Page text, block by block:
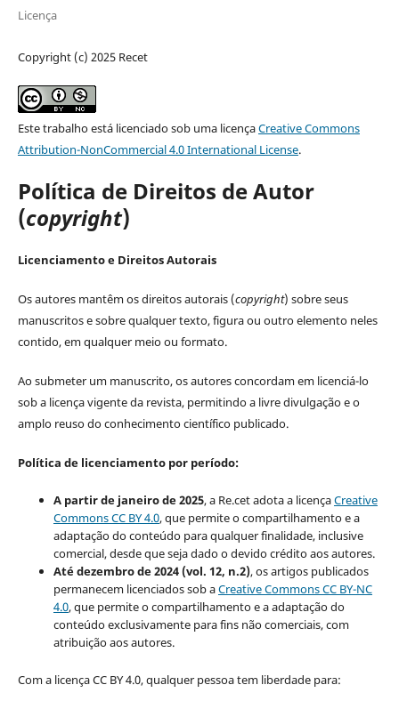
Licença
Copyright (c) 2025 Recet
Este trabalho está licenciado sob uma licençaCreative Commons
Attribution-NonCommercial 4.0 International License.
Política de Direitos de Autor
(copyright)
Licenciamento e Direitos Autorais
Os autores mantêm os direitos autorais (copyright) sobre seus
manuscritos e sobre qualquer texto, figura ou outro elemento neles
contido, em qualquer meio ou formato.
Ao submeter um manuscrito, os autores concordam em licenciá-lo
sob a licença vigente da revista, permitindo a livre divulgação e o
amplo reuso do conhecimento científico publicado.
Política de licenciamento por período:
A partir de janeiro de 2025, a Re.cet adota a licençaCreative
Commons CC BY 4.0, que permite o compartilhamento e a
adaptação do conteúdo para qualquer finalidade, inclusive
comercial, desde que seja dado o devido crédito aos autores.
Até dezembro de 2024 (vol. 12, n.2), os artigos publicados
permanecem licenciados sob aCreative Commons CC BY-NC
4.0, que permite o compartilhamento e a adaptação do
conteúdo exclusivamente para fins não comerciais, com
atribuição aos autores.
Com a licença CC BY 4.0, qualquer pessoa tem liberdade para: